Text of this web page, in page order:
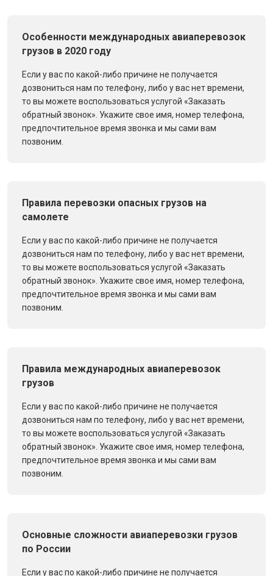
Особенности международных авиаперевозок
грузов в 2020 году
Если у вас по какой-либо причине не получается
дозвониться нам по телефону, либо у вас нет времени,
то вы можете воспользоваться услугой «Заказать
обратный звонок». Укажите свое имя, номер телефона,
предпочтительное время звонка и мы сами вам
позвоним.
Правила перевозки опасных грузов на
самолете
Если у вас по какой-либо причине не получается
дозвониться нам по телефону, либо у вас нет времени,
то вы можете воспользоваться услугой «Заказать
обратный звонок». Укажите свое имя, номер телефона,
предпочтительное время звонка и мы сами вам
позвоним.
Правила международных авиаперевозок
грузов
Если у вас по какой-либо причине не получается
дозвониться нам по телефону, либо у вас нет времени,
то вы можете воспользоваться услугой «Заказать
обратный звонок». Укажите свое имя, номер телефона,
предпочтительное время звонка и мы сами вам
позвоним.
Основные сложности авиаперевозки грузов
по России
Если у вас по какой-либо причине не получается